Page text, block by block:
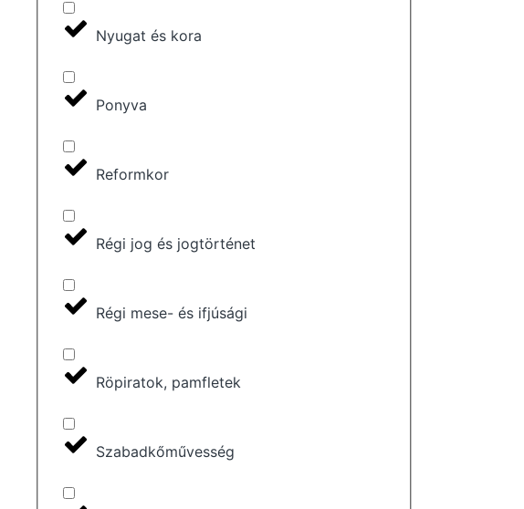
Nyugat és kora
Ponyva
Reformkor
Régi jog és jogtörténet
Régi mese- és ifjúsági
Röpiratok, pamfletek
Szabadkőművesség